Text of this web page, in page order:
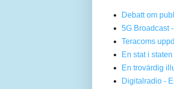
Debatt om
5G Broadcast
Teracoms
En stat i
En trovärdig
Digitalradio -